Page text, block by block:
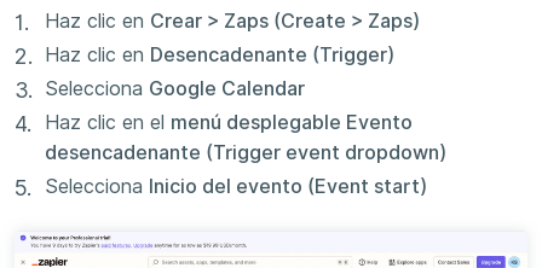
Haz clic en Crear > Zaps (Create > Zaps)
Haz clic en Desencadenante (Trigger)
Selecciona Google Calendar
Haz clic en el menú desplegable Evento
desencadenante (Trigger event dropdown)
Selecciona Inicio del evento (Event start)